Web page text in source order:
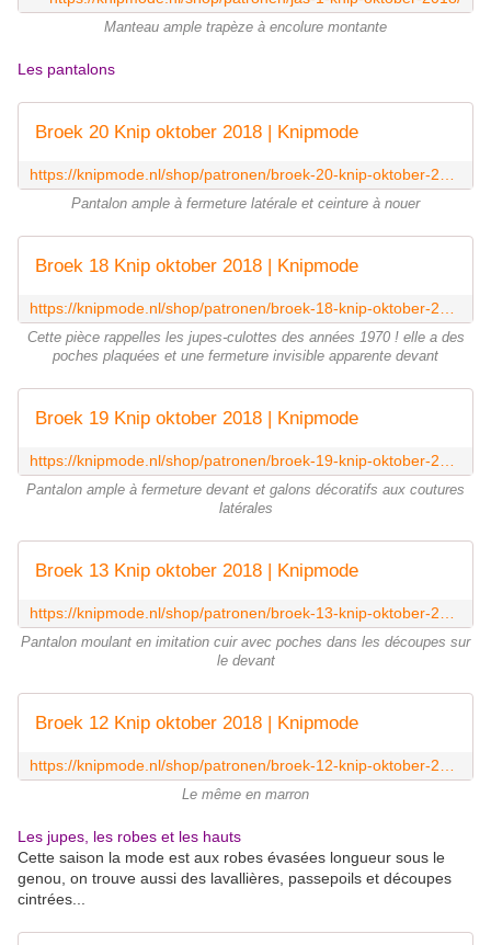
Manteau ample trapèze à encolure montante
Les pantalons
Broek 20 Knip oktober 2018 | Knipmode
Pantalon ample à fermeture latérale et ceinture à nouer
Broek 18 Knip oktober 2018 | Knipmode
Cette pièce rappelles les jupes-culottes des années 1970 ! elle a des
poches plaquées et une fermeture invisible apparente devant
Broek 19 Knip oktober 2018 | Knipmode
Pantalon ample à fermeture devant et galons décoratifs aux coutures
latérales
Broek 13 Knip oktober 2018 | Knipmode
Pantalon moulant en imitation cuir avec poches dans les découpes sur
le devant
Broek 12 Knip oktober 2018 | Knipmode
Le même en marron
Les jupes, les robes et les hauts
Cette saison la mode est aux robes évasées longueur sous le
genou, on trouve aussi des lavallières, passepoils et découpes
cintrées...